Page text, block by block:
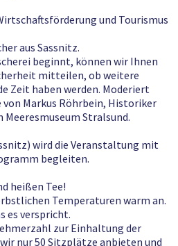
und Tourismus
aus Sassnitz.
beginnt, können wir Ihnen
mitteilen, ob weitere
Zeit haben werden. Moderiert
Markus Röhrbein, Historiker
Stralsund.
wird die Veranstaltung mit
begleiten.
heißen Tee!
Temperaturen warm an.
es verspricht.
zur Einhaltung der
nur 50 Sitzplätze anbieten und